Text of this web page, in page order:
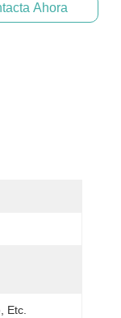
Ahora
Etc.